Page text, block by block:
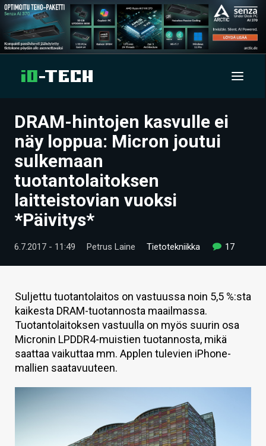
UUTISET
ARTIKKELIT
VIDEOT
TECHBBS
VAIHDA TEEMA
HAKU
DRAM-hintojen kasvulle ei
näy loppua: Micron joutui
sulkemaan
tuotantolaitoksen
laitteistovian vuoksi
*Päivitys*
6.7.2017 - 11:49 Petrus Laine Tietotekniikka 17
Suljettu tuotantolaitos on vastuussa noin 5,5 %:sta
kaikesta DRAM-tuotannosta maailmassa.
Tuotantolaitoksen vastuulla on myös suurin osa
Micronin LPDDR4-muistien tuotannosta, mikä
saattaa vaikuttaa mm. Applen tulevien iPhone-
mallien saatavuuteen.